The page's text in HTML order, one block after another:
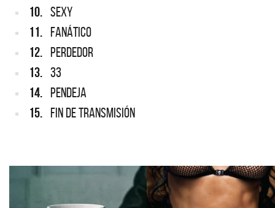
10. SEXY
11. FANÁTICO
12. PERDEDOR
13. 33
14. PENDEJA
15. FIN DE TRANSMISIÓN